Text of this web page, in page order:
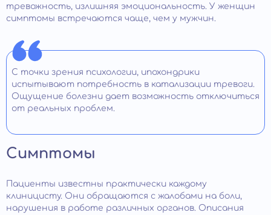
тревожность, излишняя эмоциональность. У женщин
симптомы встречаются чаще, чем у мужчин.
С точки зрения психологии, ипохондрики
испытывают потребность в катализации тревоги.
Ощущение болезни дает возможность отключиться
от реальных проблем.
Симптомы
Пациенты известны практически каждому
клиницисту. Они обращаются с жалобами на боли,
нарушения в работе различных органов. Описания